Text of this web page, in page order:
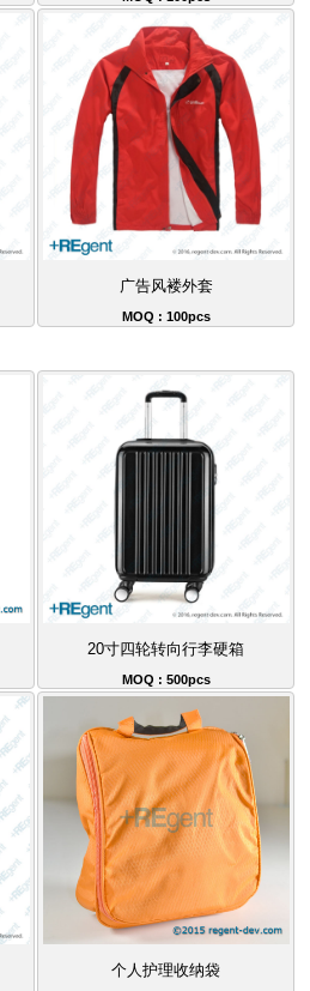
广告风褛外套
MOQ : 100pcs
20寸四轮转向行李硬箱
MOQ : 500pcs
个人护理收纳袋